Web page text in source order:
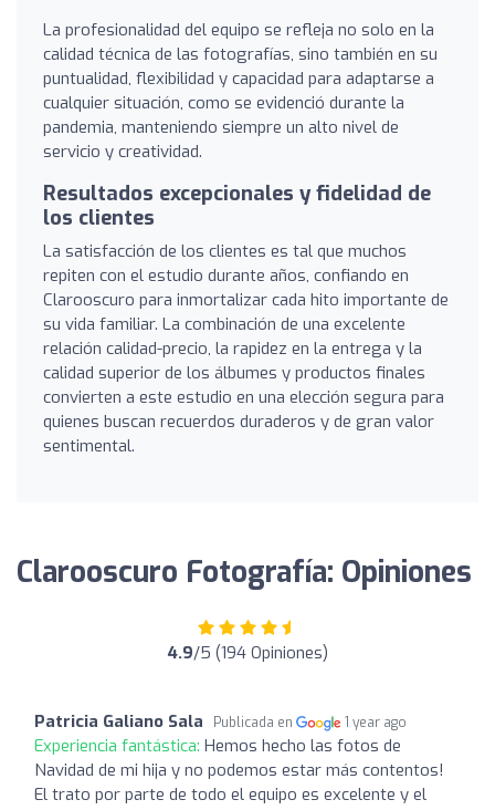
La profesionalidad del equipo se refleja no solo en la
calidad técnica de las fotografías, sino también en su
puntualidad, flexibilidad y capacidad para adaptarse a
cualquier situación, como se evidenció durante la
pandemia, manteniendo siempre un alto nivel de
servicio y creatividad.
Resultados excepcionales y fidelidad de
los clientes
La satisfacción de los clientes es tal que muchos
repiten con el estudio durante años, confiando en
Clarooscuro para inmortalizar cada hito importante de
su vida familiar. La combinación de una excelente
relación calidad-precio, la rapidez en la entrega y la
calidad superior de los álbumes y productos finales
convierten a este estudio en una elección segura para
quienes buscan recuerdos duraderos y de gran valor
sentimental.
Clarooscuro Fotografía: Opiniones
4.9/5 (194 Opiniones)
Patricia Galiano Sala Publicada en 1 year ago
Experiencia fantástica: Hemos hecho las fotos de
Navidad de mi hija y no podemos estar más contentos!
El trato por parte de todo el equipo es excelente y el